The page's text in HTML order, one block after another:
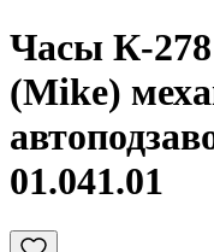
Часы К-
(Mike)
01.041.01